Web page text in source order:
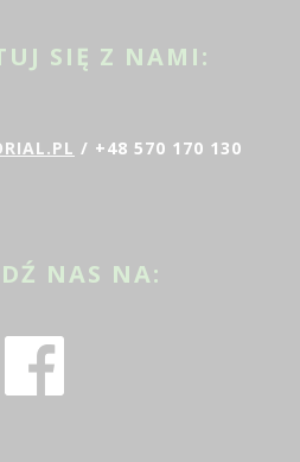
SIĘ Z NAMI:
/ +48 570 170 130
NAS NA: